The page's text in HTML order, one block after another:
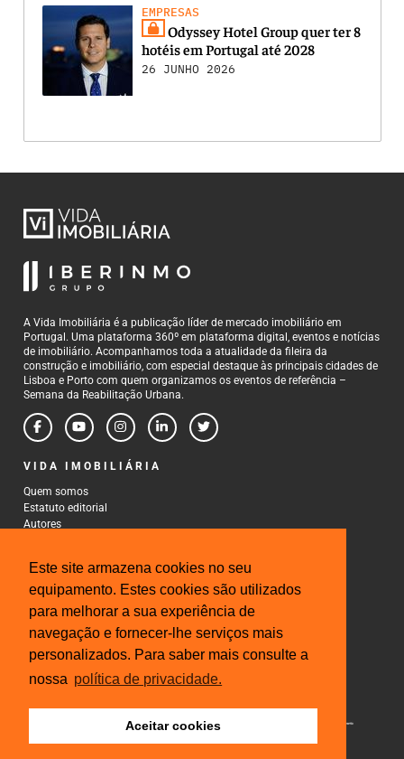
Este site armazena cookies no seu
equipamento. Estes cookies são utilizados
para melhorar a sua experiência de
navegação e fornecer-lhe serviços mais
personalizados. Para saber mais consulte a
nossa política de privacidade.
Aceitar cookies
EMPRESAS
Odyssey Hotel Group quer ter 8
hotéis em Portugal até 2028
26 JUNHO 2026
A Vida Imobiliária é a publicação líder de mercado imobiliário em
Portugal. Uma plataforma 360º em plataforma digital, eventos e notícias
de imobiliário. Acompanhamos toda a atualidade da fileira da
construção e imobiliário, com especial destaque às principais cidades de
Lisboa e Porto com quem organizamos os eventos de referência –
Semana da Reabilitação Urbana.
VIDA IMOBILIÁRIA
Quem somos
Estatuto editorial
Autores
CONTACTOS
Rua Gonçalo Cristovão, 185 - 6º
4000-269 Porto
Tel: 222 085 009
Fax: 222 085 010
Email: gestao@iberinmo.com